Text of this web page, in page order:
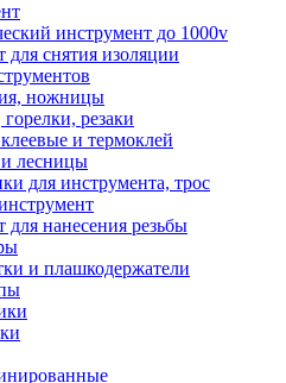
инструмент до 1000v
для снятия изоляции
ножницы
резаки
и термоклей
лесницы
для инструмента, трос
для нанесения резьбы
и плашкодержатели